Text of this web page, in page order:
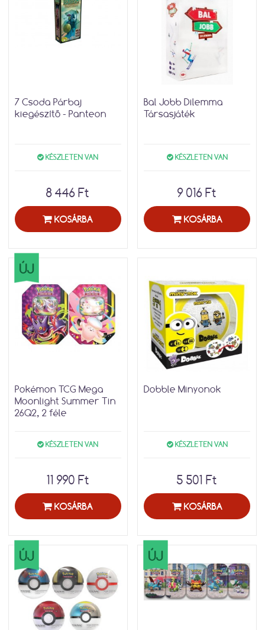
7 Csoda Párbaj
kiegészítő - Panteon
KÉSZLETEN VAN
8 446 Ft
KOSÁRBA
Bal Jobb Dilemma
Társasjáték
KÉSZLETEN VAN
9 016 Ft
KOSÁRBA
ÚJ
Pokémon TCG Mega
Moonlight Summer Tin
26Q2, 2 féle
KÉSZLETEN VAN
11 990 Ft
KOSÁRBA
Dobble Minyonok
KÉSZLETEN VAN
5 501 Ft
KOSÁRBA
ÚJ ÚJ